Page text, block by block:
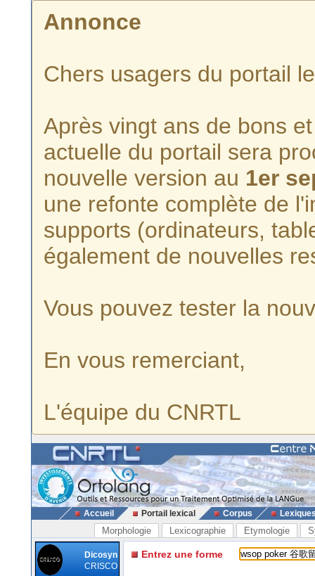
Annonce
Chers usagers du portail
Après vingt ans de bons
actuelle du portail sera
nouvelle version au 1er
une refonte complète de
supports (ordinateurs,
également de nouvelles
Vous pouvez tester la
En vous remerciant,
L'équipe du CNRTL
Accueil Portail lexical Corpus
Morphologie Lexicographie Etymologie
Dicosyn
CRISCO
Entrez une forme